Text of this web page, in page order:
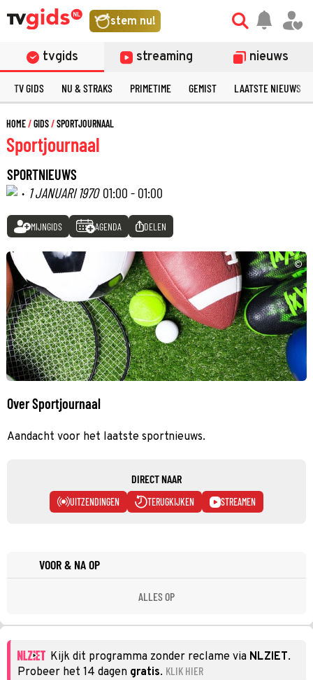
stem nu!
tvgids streaming nieuws
TV GIDS NU & STRAKS PRIMETIME GEMIST LAATSTE NIEUWS
HOME GIDS SPORTJOURNAAL
Sportjournaal
SPORTNIEUWS
· 1 JANUARI 1970 01:00 - 01:00
MIJNGIDS AGENDA DELEN
©
Over Sportjournaal
Aandacht voor het laatste sportnieuws.
DIRECT NAAR
UITZENDINGEN TERUGKIJKEN STREAMEN
VOOR & NA OP
ALLES OP
Kijk dit programma zonder reclame via NLZIET.
Probeer het 14 dagen gratis. KLIK HIER